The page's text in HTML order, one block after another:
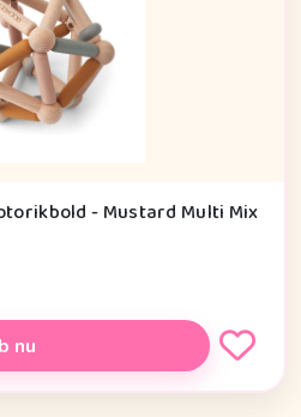
- Mustard Multi Mix
nu